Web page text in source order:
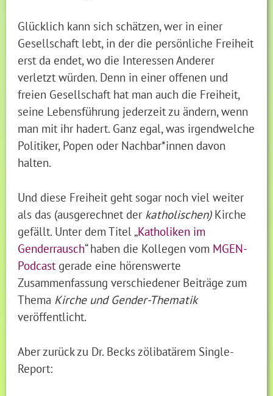
Glücklich kann sich schätzen, wer in einer
Gesellschaft lebt, in der die persönliche Freiheit
erst da endet, wo die Interessen Anderer
verletzt würden. Denn in einer offenen und
freien Gesellschaft hat man auch die Freiheit,
seine Lebensführung jederzeit zu ändern, wenn
man mit ihr hadert. Ganz egal, was irgendwelche
Politiker, Popen oder Nachbar*innen davon
halten.
Und diese Freiheit geht sogar noch viel weiter
als das (ausgerechnet der katholischen) Kirche
gefällt. Unter dem Titel „Katholiken im
Genderrausch“ haben die Kollegen vom MGEN-
Podcast gerade eine hörenswerte
Zusammenfassung verschiedener Beiträge zum
Thema Kirche und Gender-Thematik
veröffentlicht.
Aber zurück zu Dr. Becks zölibatärem Single-
Report: